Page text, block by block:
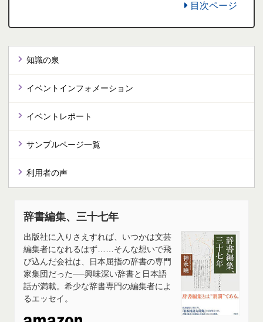
目次ページ
知識の泉
イベントインフォメーション
イベントレポート
サンプルページ一覧
利用者の声
辞書編集、三十七年
出版社に入りさえすれば、いつかは文芸
編集者になれるはず……そんな想いで飛
び込んだ会社は、日本屈指の辞書の専門
家集団だった──興味深い辞書と日本語
話が満載。希少な辞書専門の編集者によ
るエッセイ。